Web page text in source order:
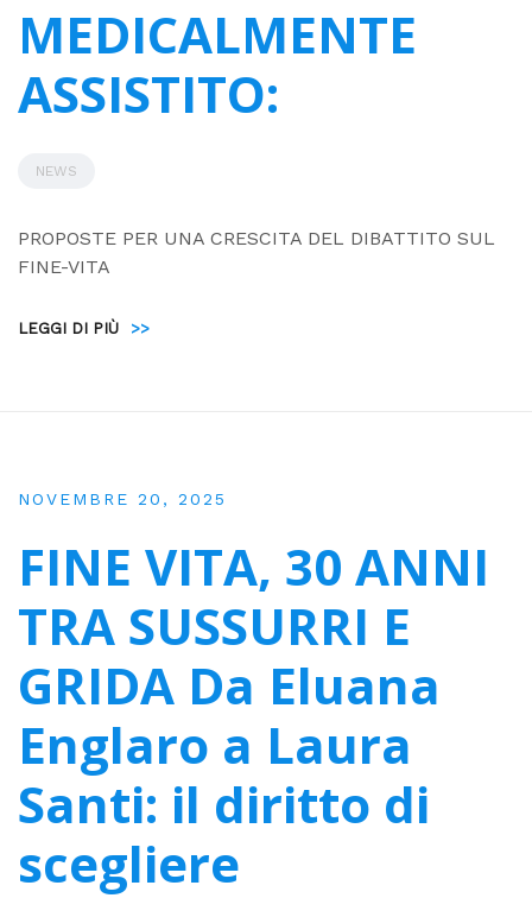
MEDICALMENTE
ASSISTITO:
NEWS
PROPOSTE PER UNA CRESCITA DEL DIBATTITO SUL
FINE-VITA
LEGGI DI PIÙ >>
NOVEMBRE 20, 2025
FINE VITA, 30 ANNI
TRA SUSSURRI E
GRIDA Da Eluana
Englaro a Laura
Santi: il diritto di
scegliere